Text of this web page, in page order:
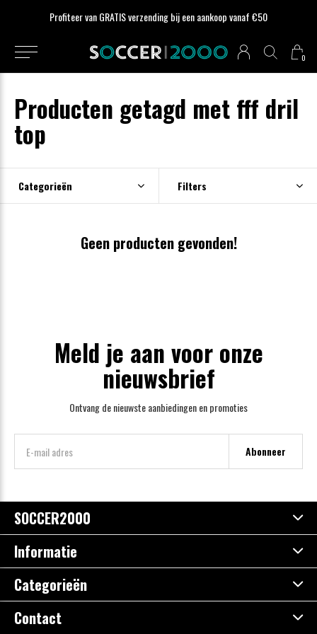
0
Profiteer van GRATIS verzending bij een aankoop vanaf €50
Producten getagd met fff dril
top
Categorieën Filters
Geen producten gevonden!
Meld je aan voor onze
nieuwsbrief
Ontvang de nieuwste aanbiedingen en promoties
Abonneer
SOCCER2000
Informatie
Categorieën
Contact